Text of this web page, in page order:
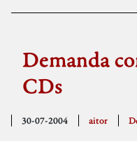
Demanda
CDs
30-07-2004 aitor